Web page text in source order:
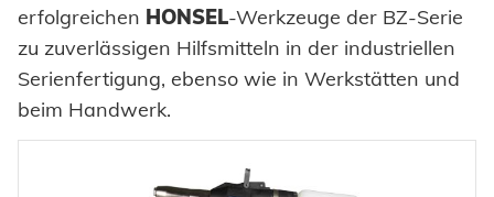
erfolgreichen HONSEL-Werkzeuge der BZ-Serie
zu zuverlässigen Hilfsmitteln in der industriellen
Serienfertigung, ebenso wie in Werkstätten und
beim Handwerk.